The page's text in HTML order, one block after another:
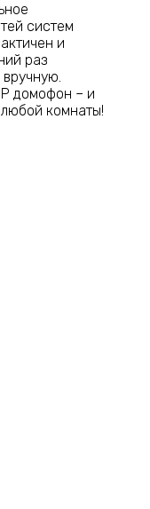
систем
и
раз
вручную.
домофон – и
комнаты!